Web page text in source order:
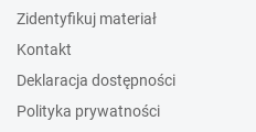
Zidentyfikuj materiał
Kontakt
Deklaracja dostępności
Polityka prywatności